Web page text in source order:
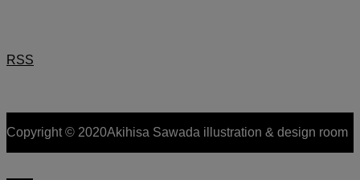
RSS
Copyright © 2020Akihisa Sawada illustration & design room